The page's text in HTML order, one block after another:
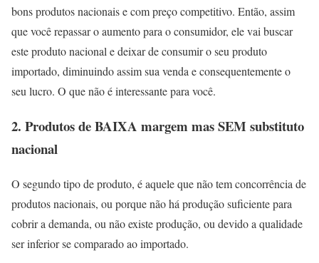
bons produtos nacionais e com preço competitivo. Então, assim
que você repassar o aumento para o consumidor, ele vai buscar
este produto nacional e deixar de consumir o seu produto
importado, diminuindo assim sua venda e consequentemente o
seu lucro. O que não é interessante para você.
2. Produtos de BAIXA margem mas SEM substituto
nacional
O segundo tipo de produto, é aquele que não tem concorrência de
produtos nacionais, ou porque não há produção suficiente para
cobrir a demanda, ou não existe produção, ou devido a qualidade
ser inferior se comparado ao importado.